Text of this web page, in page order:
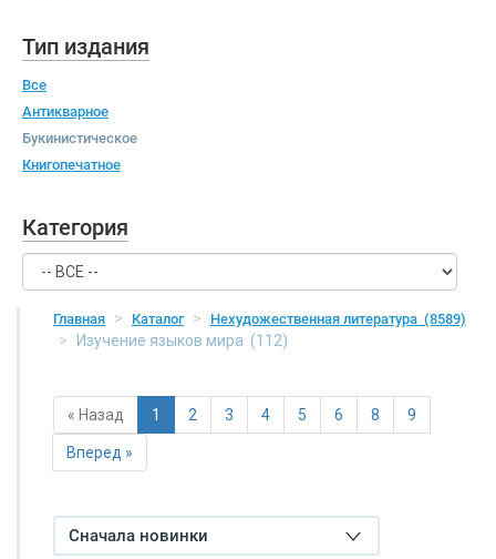
Тип издания
Все
Антикварное
Букинистическое
Книгопечатное
Категория
Главная Каталог Нехудожественная литература (8589)
Изучение языков мира (112)
« Назад 1 2 3 4 5 6 8 9
Вперед »
Сначала новинки